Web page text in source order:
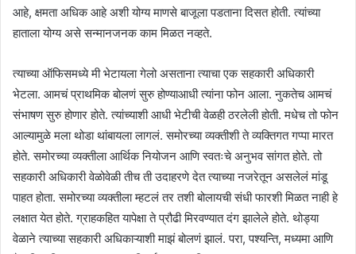
आहे, क्षमता अधिक आहे अशी योग्य माणसे बाजूला पडताना दिसत होती. त्यांच्या
हाताला योग्य असे सन्मानजनक काम मिळत नव्हते.
त्याच्या ऑफिसमध्ये मी भेटायला गेलो असताना त्याचा एक सहकारी अधिकारी
भेटला. आमचं प्राथमिक बोलणं सुरु होण्याआधी त्यांना फोन आला. नुकतेच आमचं
संभाषण सुरु होणार होते. त्यांच्याशी आधी भेटीची वेळही ठरलेली होती. मधेच तो फोन
आल्यामुळे मला थोडा थांबायला लागलं. समोरच्या व्यक्तीशी ते व्यक्तिगत गप्पा मारत
होते. समोरच्या व्यक्तीला आर्थिक नियोजन आणि स्वतःचे अनुभव सांगत होते. तो
सहकारी अधिकारी वेळोवेळी तीच ती उदाहरणे देत त्याच्या नजरेतून असलेलं मांडू
पाहत होता. समोरच्या व्यक्तीला म्हटलं तर तशी बोलायची संधी फारशी मिळत नाही हे
लक्षात येत होते. ग्राहकहित यापेक्षा ते प्रौढी मिरवण्यात दंग झालेले होते. थोड्या
वेळाने त्याच्या सहकारी अधिकाऱ्याशी माझं बोलणं झालं. परा, पश्यन्ति, मध्यमा आणि